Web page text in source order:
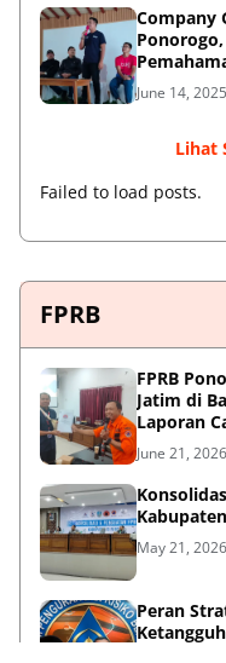
Company
June 14, 2025
Lihat
Failed to load posts.
FPRB
FPRB
Jatim di
Laporan
Sinergi
June 21, 2026
May 21, 2026
Peran